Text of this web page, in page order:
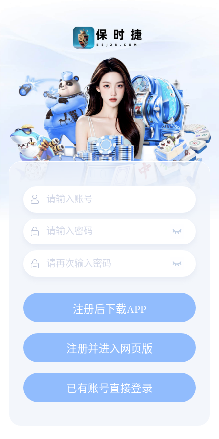
注册后下载APP
注册并进入网页版
已有账号直接登录